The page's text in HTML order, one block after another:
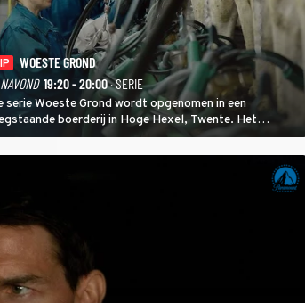
WOESTE GROND
19:20 - 20:00· SERIE
serie Woeste Grond wordt opgenomen in een
boerderij in Hoge Hexel, Twente. Het
met 160 koeien moest sluiten, omdat het
bij een Natura 2000-gebied ligt. In de serie heerst er